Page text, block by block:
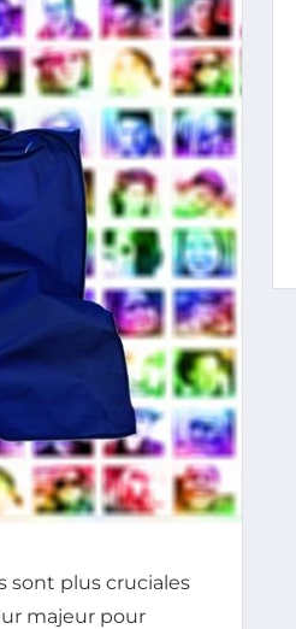
sont plus cruciales
majeur pour